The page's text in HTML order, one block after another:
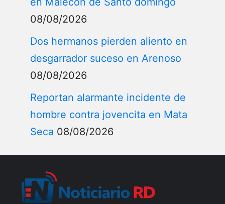
08/08/2026
Dos hermanos pierden aliento en
desgarrador suceso en Arenoso
08/08/2026
Reportan alarmante incidente de
hombre contra jovencita en Mata
Seca 08/08/2026